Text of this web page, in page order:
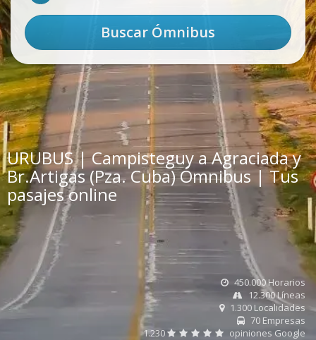
URUBUS | Campisteguy a Agraciada y
Br.Artigas (Pza. Cuba) Ómnibus | Tus
pasajes online
450.000 Horarios
12.300 Líneas
1.300 Localidades
70 Empresas
1.230
opiniones Google